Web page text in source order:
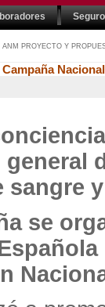
ANM PROYECTO Y
sangre
se